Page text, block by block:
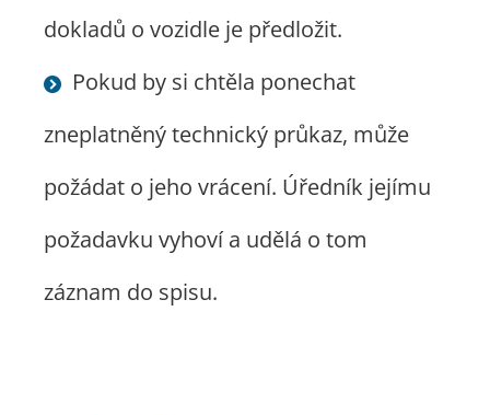
dokladů o vozidle je předložit.
Pokud by si chtěla ponechat
zneplatněný technický průkaz, může
požádat o jeho vrácení. Úředník jejímu
požadavku vyhoví a udělá o tom
záznam do spisu.